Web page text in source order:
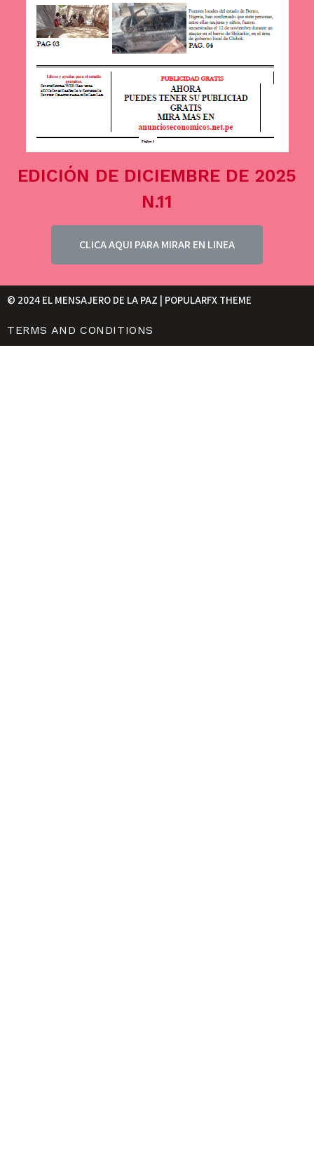
EDICIÓN DE DICIEMBRE DE 2025
N.11
CLICA AQUI PARA MIRAR EN LINEA
© 2024 EL MENSAJERO DE LA PAZ | POPULARFX THEME
TERMS AND CONDITIONS